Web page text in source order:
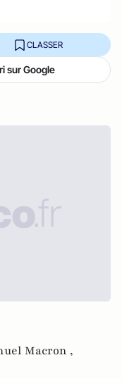
CLASSER
sur Google
Macron ,